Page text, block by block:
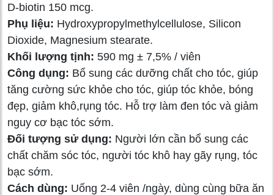
D-biotin 150 mcg.
Phụ liệu: Hydroxypropylmethylcellulose, Silicon
Dioxide, Magnesium stearate.
Khối lượng tịnh: 590 mg ± 7,5% / viên
Công dụng: Bổ sung các dưỡng chất cho tóc, giúp
tăng cường sức khỏe cho tóc, giúp tóc khỏe, bóng
đẹp, giảm khô,rụng tóc. Hỗ trợ làm đen tóc và giảm
nguy cơ bạc tóc sớm.
Đối tượng sử dụng: Người lớn cần bổ sung các
chất chăm sóc tóc, người tóc khô hay gãy rụng, tóc
bạc sớm.
Cách dùng: Uống 2-4 viên /ngày, dùng cùng bữa ăn